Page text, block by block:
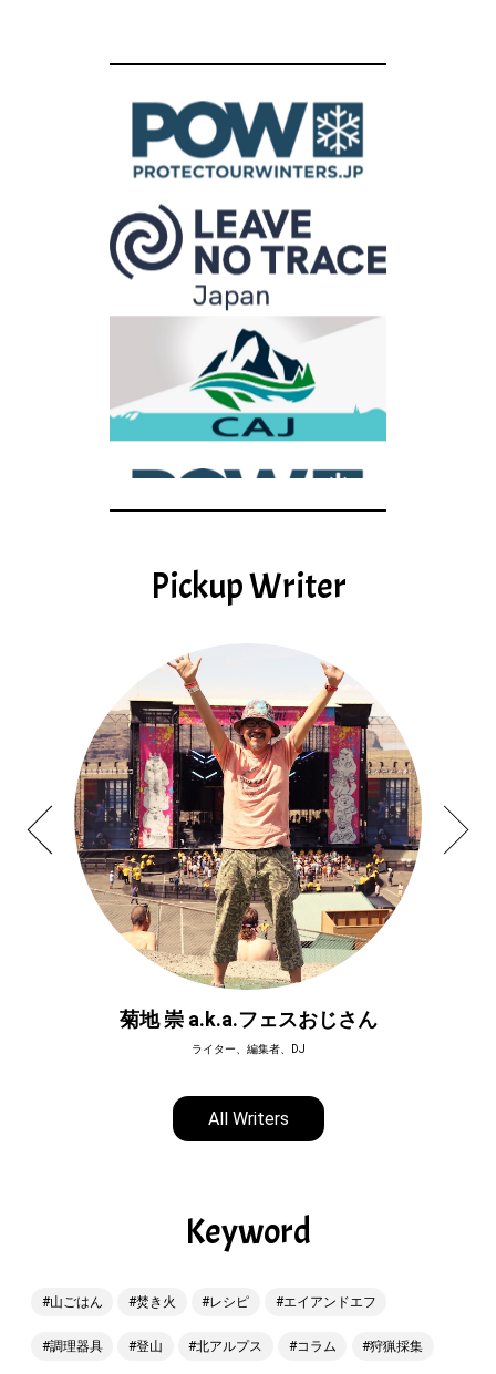
Pickup Writer
菊地 崇 a.k.a.フェスおじさん
ライター、編集者、DJ
All Writers
Keyword
山ごはん 焚き火 レシピ エイアンドエフ
調理器具 登山 北アルプス コラム 狩猟採集